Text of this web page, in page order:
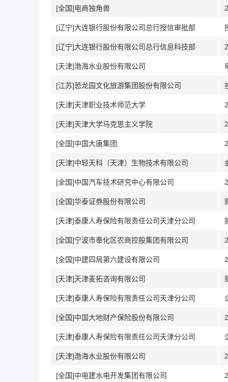
[全国]电商独角兽
[辽宁]大连银行股份有限公司总行授信审批部
[辽宁]大连银行股份有限公司总行信息科技部
[天津]渤海水业股份有限公司
[江苏]恐龙园文化旅游集团股份有限公司
[天津]天津职业技术师范大学
[天津]天津大学马克思主义学院
[全国]中国大唐集团
[天津]中轻天科（天津）生物技术有限公司
[全国]中国汽车技术研究中心有限公司
[全国]华泰证券股份有限公司
[天津]泰康人寿保险有限责任公司天津分公司
[全国]宁波市奉化区农商控股集团有限公司
[全国]中建四局第六建设有限公司
[天津]天津麦拓咨询有限公司
[天津]泰康人寿保险有限责任公司天津分公司
[全国]中国大地财产保险股份有限公司
[天津]泰康人寿保险有限责任公司天津分公司
[天津]渤海水业股份有限公司
[全国]中电建水电开发集团有限公司